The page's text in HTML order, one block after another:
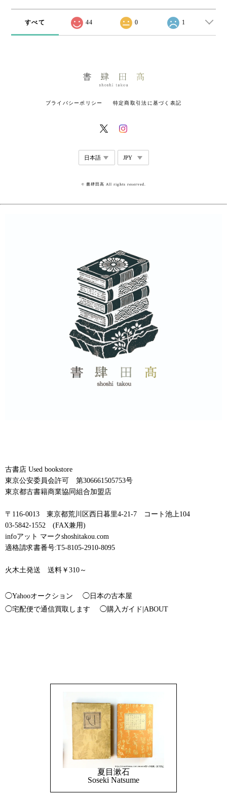
すべて 44 0 1
プライバシーポリシー 特定商取引法に基づく表記
© 書肆田高 All rights reserved.
古書店 Used bookstore
東京公安委員会許可 第306661505753号
東京都古書籍商業協同組合加盟店
〒116-0013 東京都荒川区西日暮里4-21-7 コート池上104
03-5842-1552 (FAX兼用)
infoアット マークshoshitakou.com
適格請求書番号:T5-8105-2910-8095
火木土発送 送料￥310～
◯Yahooオークション
◯日本の古本屋
◯宅配便で通信買取します
◯購入ガイド|ABOUT
夏目漱石
Soseki Natsume